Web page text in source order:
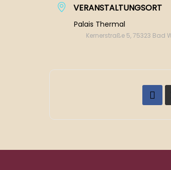
VERANSTALTUNGSORT
Palais Thermal
Kernerstraße 5, 75323 Bad